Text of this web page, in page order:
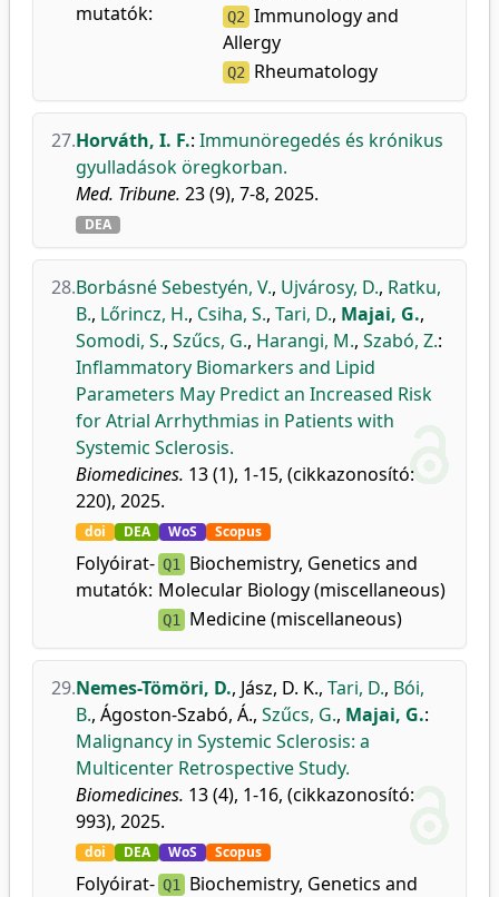
mutatók:
Q2 Immunology and
Allergy
Q2 Rheumatology
27.Horváth, I. F.: Immunöregedés és krónikus
gyulladások öregkorban.
Med. Tribune. 23 (9), 7-8, 2025.
DEA
28.Borbásné Sebestyén, V., Ujvárosy, D., Ratku,
B., Lőrincz, H., Csiha, S., Tari, D., Majai, G.,
Somodi, S., Szűcs, G., Harangi, M., Szabó, Z.:
Inflammatory Biomarkers and Lipid
Parameters May Predict an Increased Risk
for Atrial Arrhythmias in Patients with
Systemic Sclerosis.
Biomedicines. 13 (1), 1-15, (cikkazonosító:
220), 2025.
doi DEA WoS Scopus
Folyóirat-
mutatók:
Q1 Biochemistry, Genetics and
Molecular Biology (miscellaneous)
Q1 Medicine (miscellaneous)
29.Nemes-Tömöri, D., Jász, D. K., Tari, D., Bói,
B., Ágoston-Szabó, Á., Szűcs, G., Majai, G.:
Malignancy in Systemic Sclerosis: a
Multicenter Retrospective Study.
Biomedicines. 13 (4), 1-16, (cikkazonosító:
993), 2025.
doi DEA WoS Scopus
Folyóirat- Q1 Biochemistry, Genetics and